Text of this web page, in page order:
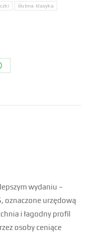
ślubna klasyka
wydaniu –
oznaczone urzędową
i łagodny profil
osoby ceniące